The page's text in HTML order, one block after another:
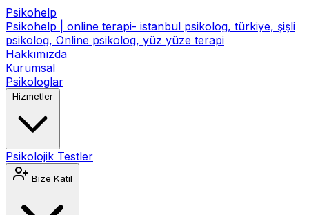
Psikohelp
Psikohelp | online terapi- istanbul psikolog, türkiye, şişli
psikolog, Online psikolog, yüz yüze terapi
Hakkımızda
Kurumsal
Psikologlar
Hizmetler
Psikolojik Testler
Bize Katıl